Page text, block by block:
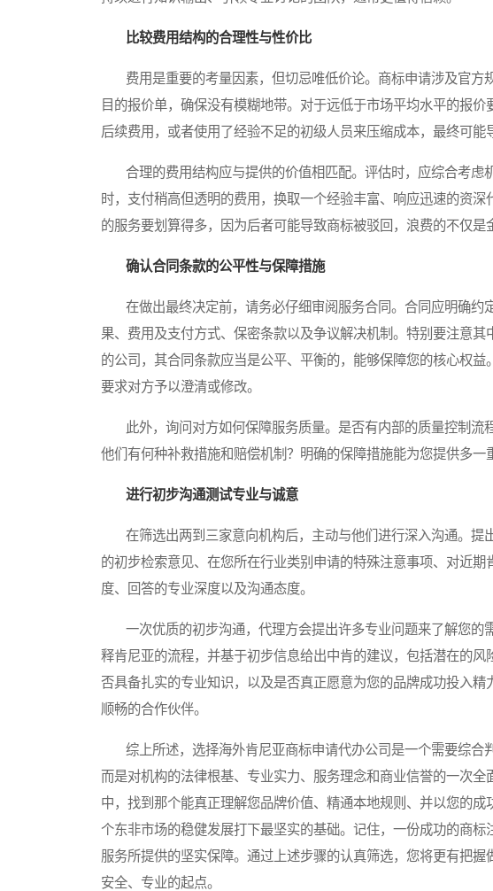
比较费用结构的合理性与性价比
费用是重要的考量因素，但切忌唯低价论。商标申请涉及官方
目的报价单，确保没有模糊地带。对于远低于市场平均水平的报
后续费用，或者使用了经验不足的初级人员来压缩成本，最终可能
合理的费用结构应与提供的价值相匹配。评估时，应综合考虑
时，支付稍高但透明的费用，换取一个经验丰富、响应迅速的资
的服务要划算得多，因为后者可能导致商标被驳回，浪费的不仅是
确认合同条款的公平性与保障措施
在做出最终决定前，请务必仔细审阅服务合同。合同应明确约
果、费用及支付方式、保密条款以及争议解决机制。特别要注意
的公司，其合同条款应当是公平、平衡的，能够保障您的核心权
要求对方予以澄清或修改。
此外，询问对方如何保障服务质量。是否有内部的质量控制流
他们有何种补救措施和赔偿机制？明确的保障措施能为您提供多一
进行初步沟通测试专业与诚意
在筛选出两到三家意向机构后，主动与他们进行深入沟通。提
的初步检索意见、在您所在行业类别申请的特殊注意事项、对近
度、回答的专业深度以及沟通态度。
一次优质的初步沟通，代理方会提出许多专业问题来了解您的
释肯尼亚的流程，并基于初步信息给出中肯的建议，包括潜在的
否具备扎实的专业知识，以及是否真正愿意为您的品牌成功投入
顺畅的合作伙伴。
综上所述，选择海外肯尼亚商标申请代办公司是一个需要综合
而是对机构的法律根基、专业实力、服务理念和商业信誉的一次
中，找到那个能真正理解您品牌价值、精通本地规则、并以您的
个东非市场的稳健发展打下最坚实的基础。记住，一份成功的商
服务所提供的坚实保障。通过上述步骤的认真筛选，您将更有把
安全、专业的起点。